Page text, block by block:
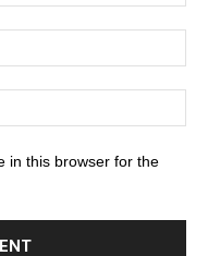
in this browser for the